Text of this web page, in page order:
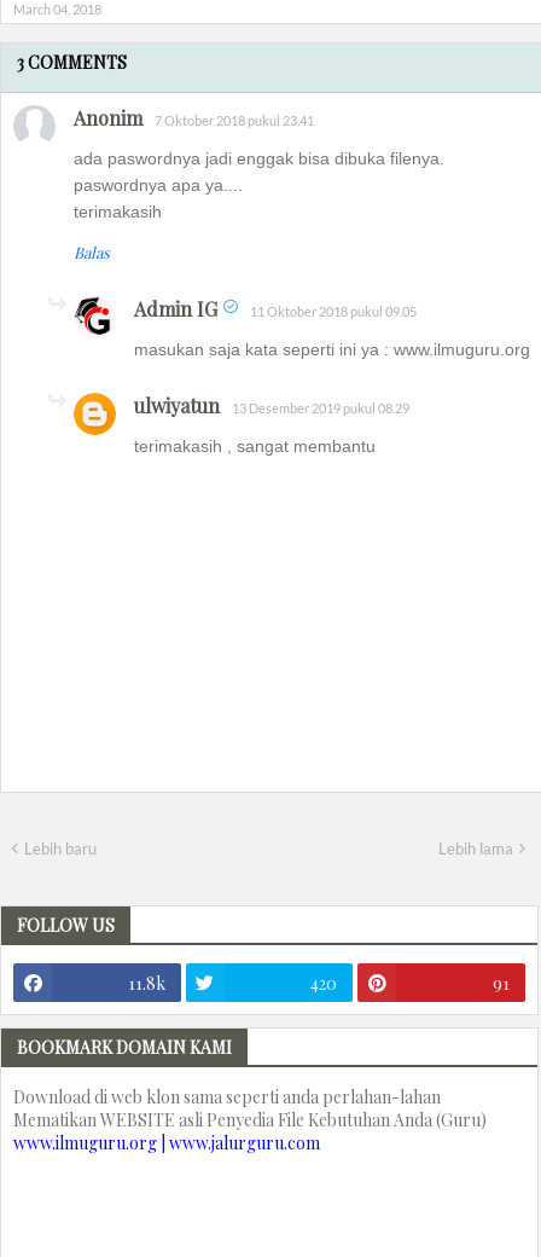
March 04, 2018
3 COMMENTS
Anonim 7 Oktober 2018 pukul 23.41
ada paswordnya jadi enggak bisa dibuka filenya.
paswordnya apa ya....
terimakasih
Balas
Admin IG 11 Oktober 2018 pukul 09.05
masukan saja kata seperti ini ya : www.ilmuguru.org
ulwiyatun 13 Desember 2019 pukul 08.29
terimakasih , sangat membantu
Lebih baru Lebih lama
FOLLOW US
11.8k 420 91
BOOKMARK DOMAIN KAMI
Download di web klon sama seperti anda perlahan-lahan
Mematikan WEBSITE asli Penyedia File Kebutuhan Anda (Guru)
www.ilmuguru.org | www.jalurguru.com